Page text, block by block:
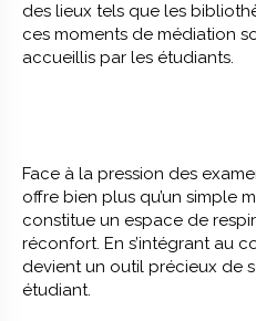
des lieux tels que les
ces moments de médiation
accueillis par les étudiants.
Face à la pression des
offre bien plus qu’un simple
constitue un espace de
réconfort. En s’intégrant au
devient un outil précieux de
étudiant.